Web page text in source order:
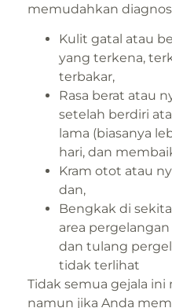
memudahkan
Kulit gatal atau
yang terkena,
terbakar,
Rasa berat atau
setelah berdiri
lama (biasanya
hari, dan
Kram otot atau
dan,
Bengkak di
area
dan tulang
tidak terlihat
Tidak semua gejala
namun jika Anda